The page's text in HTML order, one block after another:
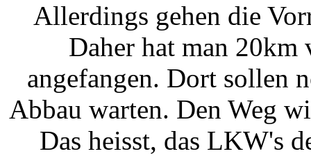
Allerdings gehen die
Daher hat man
angefangen. Dort sollen
Abbau warten. Den Weg
Das heisst, das LKW's